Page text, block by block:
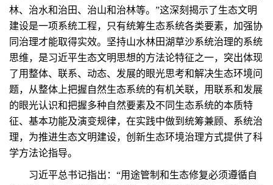
林、治水和治田、治山和治林等。”这深刻揭示了生态文明
建设是一项系统工程，只有统筹生态系统各类要素，加强协
同治理才能取得实效。坚持山水林田湖草沙系统治理的系统
思维，是习近平生态文明思想的方法论特征之一，突出体现
了用整体、联系、动态、发展的眼光思考和解决生态环境问
题，从整体上把握自然生态系统的有机关联，用联系和发展
的眼光认识和把握多种自然要素及不同生态系统的本质特
征、基本功能及演变规律，在实践中做到统筹兼顾、系统治
理，为推进生态文明建设，创新生态环境治理方式提供了科
学方法论指导。
习近平总书记指出：“用途管制和生态修复必须遵循自